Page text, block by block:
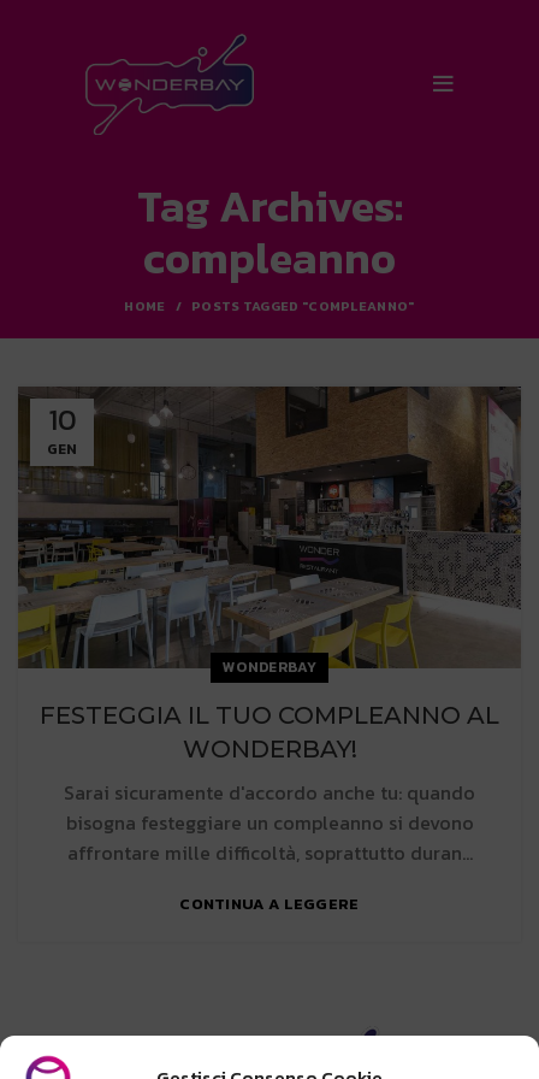
Tag Archives:
compleanno
HOME POSTS TAGGED "COMPLEANNO"
10
GEN
WONDERBAY
FESTEGGIA IL TUO COMPLEANNO AL
WONDERBAY!
Sarai sicuramente d'accordo anche tu: quando
bisogna festeggiare un compleanno si devono
affrontare mille difficoltà, soprattutto duran...
CONTINUA A LEGGERE